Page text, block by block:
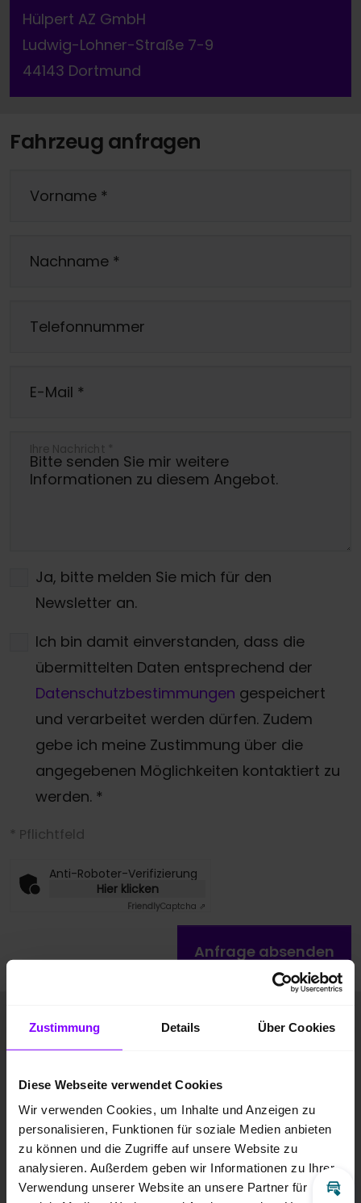
Zustimmung Details Über Cookies
Diese Webseite verwendet Cookies
Wir verwenden Cookies, um Inhalte und Anzeigen zu
personalisieren, Funktionen für soziale Medien anbieten
zu können und die Zugriffe auf unsere Website zu
analysieren. Außerdem geben wir Informationen zu Ihrer
Verwendung unserer Website an unsere Partner für
Hülpert AZ GmbH
Ludwig-Lohner-Straße 7-9
44143 Dortmund
Fahrzeug anfragen
Vorname *
Nachname *
Telefonnummer
E-Mail *
Ihre Nachricht *
Ja, bitte melden Sie mich für den
Newsletter an.
Ich bin damit einverstanden, dass die
übermittelten Daten entsprechend der
Datenschutzbestimmungen gespeichert
und verarbeitet werden dürfen. Zudem
gebe ich meine Zustimmung über die
angegebenen Möglichkeiten kontaktiert zu
werden. *
* Pflichtfeld
Anti-Roboter-Verifizierung
Hier klicken
FriendlyCaptcha ⇗
Anfrage absenden
Fahrzeugbilder